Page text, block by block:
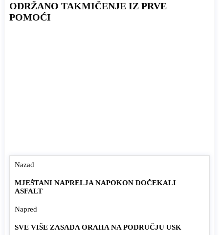
ODRŽANO TAKMIČENJE IZ PRVE
POMOĆI
Nazad
MJEŠTANI NAPRELJA NAPOKON DOČEKALI
ASFALT
Napred
SVE VIŠE ZASADA ORAHA NA PODRUČJU USK